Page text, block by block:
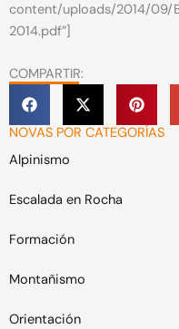
content/uploads/2014/09/
2014.pdf”]
COMPARTIR:
NOVAS POR CATEGORÍAS
Alpinismo
Escalada en Rocha
Formación
Montañismo
Orientación